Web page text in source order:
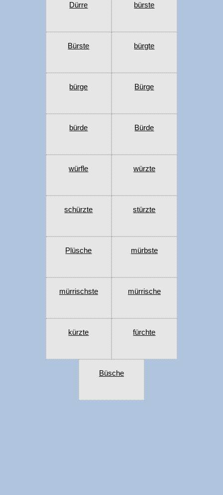
Dürre bürste
Bürste bürgte
bürge Bürge
bürde Bürde
würfle würzte
schürzte stürzte
Plüsche mürbste
mürrischste mürrische
kürzte fürchte
Büsche